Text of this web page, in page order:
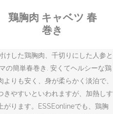
鶏胸肉 キャベツ 春
巻き
した鶏胸肉、千切りにした人参と
の簡単春巻き. 安くてヘルシーな鶏
りも安く、身が柔らかく淡泊で、
きやすいといわれますが、加熱しす
がります。ESSEonlineでも、鶏胸